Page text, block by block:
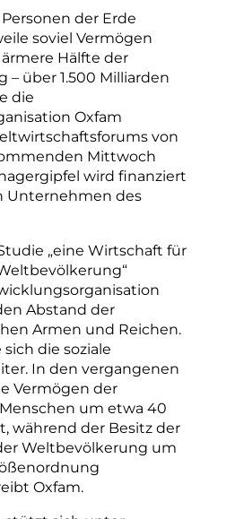
der Erde
soviel Vermögen
Hälfte der
über 1.500 Milliarden
die
Oxfam
von
Mittwoch
wird finanziert
Unternehmen des
„eine Wirtschaft für
Abstand der
Armen und Reichen.
die soziale
In den vergangenen
Vermögen der
um etwa 40
während der Besitz der
Weltbevölkerung um
Oxfam.